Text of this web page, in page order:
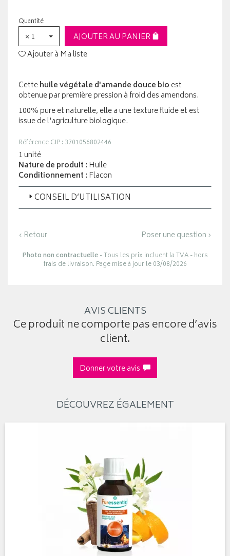
Quantité
× 1
AJOUTER AU PANIER
Ajouter à Ma liste
Cettehuile végétale d'amande douce bio est
obtenue par première pression à froid des amendons.
100% pure et naturelle, elle a une texture fluide et est
issue de l'agriculture biologique.
Référence CIP : 3701056802446
1 unité
Nature de produit : Huile
Conditionnement : Flacon
CONSEIL D’UTILISATION
‹ Retour Poser une question ›
Photo non contractuelle- Tous les prix incluent la TVA - hors
frais de livraison. Page mise à jour le 03/08/2026
AVIS CLIENTS
Ce produit ne comporte pas encore d’avis
client.
Donner votre avis
DÉCOUVREZ ÉGALEMENT